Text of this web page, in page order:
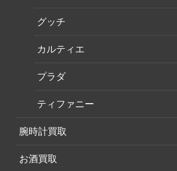
グッチ
カルティエ
プラダ
ティファニー
腕時計買取
お酒買取